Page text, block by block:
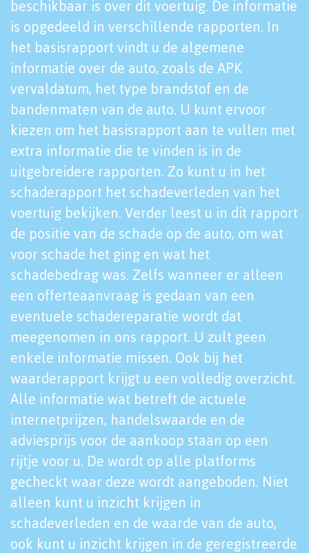
beschikbaar is over dit voertuig. De informatie
is opgedeeld in verschillende rapporten. In
het basisrapport vindt u de algemene
informatie over de auto, zoals de APK
vervaldatum, het type brandstof en de
bandenmaten van de auto. U kunt ervoor
kiezen om het basisrapport aan te vullen met
extra informatie die te vinden is in de
uitgebreidere rapporten. Zo kunt u in het
schaderapport het schadeverleden van het
voertuig bekijken. Verder leest u in dit rapport
de positie van de schade op de auto, om wat
voor schade het ging en wat het
schadebedrag was. Zelfs wanneer er alleen
een offerteaanvraag is gedaan van een
eventuele schadereparatie wordt dat
meegenomen in ons rapport. U zult geen
enkele informatie missen. Ook bij het
waarderapport krijgt u een volledig overzicht.
Alle informatie wat betreft de actuele
internetprijzen, handelswaarde en de
adviesprijs voor de aankoop staan op een
rijtje voor u. De wordt op alle platforms
gecheckt waar deze wordt aangeboden. Niet
alleen kunt u inzicht krijgen in
schadeverleden en de waarde van de auto,
ook kunt u inzicht krijgen in de geregistreerde